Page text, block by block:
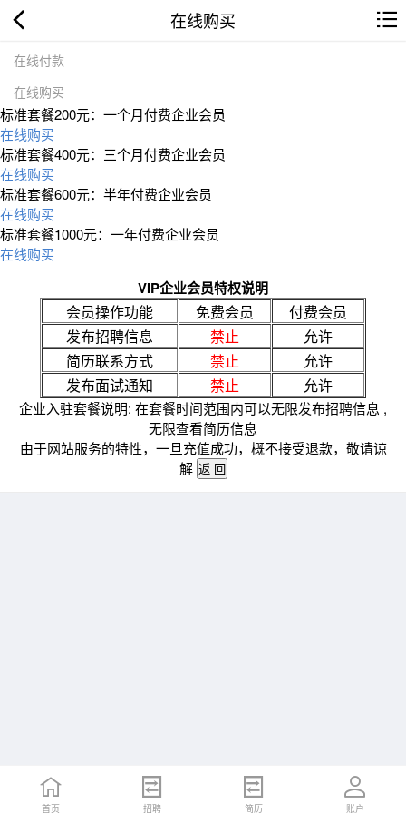
在线购买
在线付款
在线购买
标准套餐200元：一个月付费企业会员
在线购买
标准套餐400元：三个月付费企业会员
在线购买
标准套餐600元：半年付费企业会员
在线购买
标准套餐1000元：一年付费企业会员
在线购买
VIP企业会员特权说明
会员操作功能 免费会员
付费会员
发布招聘信息
禁止
允许
简历联系方式
禁止
允许
发布面试通知
禁止 允许
企业入驻套餐说明: 在套餐时间范围内可以无限发布招聘信息 ,
无限查看简历信息
由于网站服务的特性，一旦充值成功，概不接受退款，敬请谅
解
首页 招聘 简历 账户